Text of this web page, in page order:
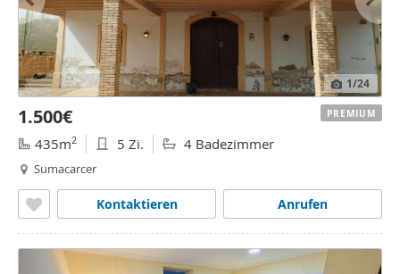
1/24
1.500€
435m2 5 Zi. 4 Badezimmer
Sumacarcer
Anrufen
Kontaktieren
PREMIUM